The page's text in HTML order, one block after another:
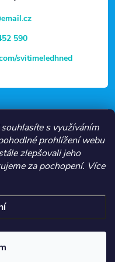
s využíváním
prohlížení webu
zlepšovali jeho
za pochopení. Více
email.cz
590
svitimeledhned
práva vyhrazena.